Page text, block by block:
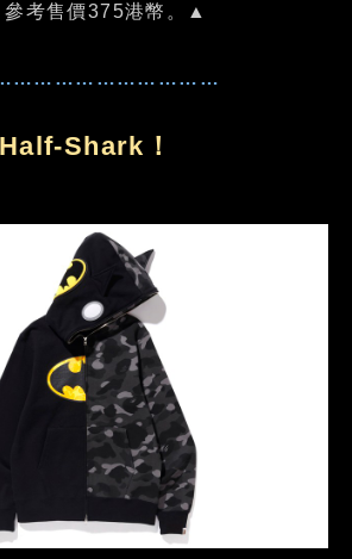
參考售價375港幣。▲
Half-Shark！